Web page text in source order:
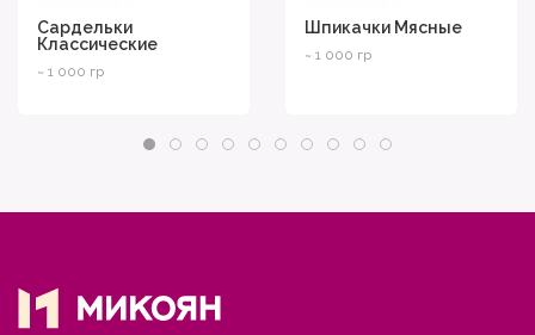
Сардельки
Классические
~ 1 000 гр
Шпикачки Мясные
~ 1 000 гр